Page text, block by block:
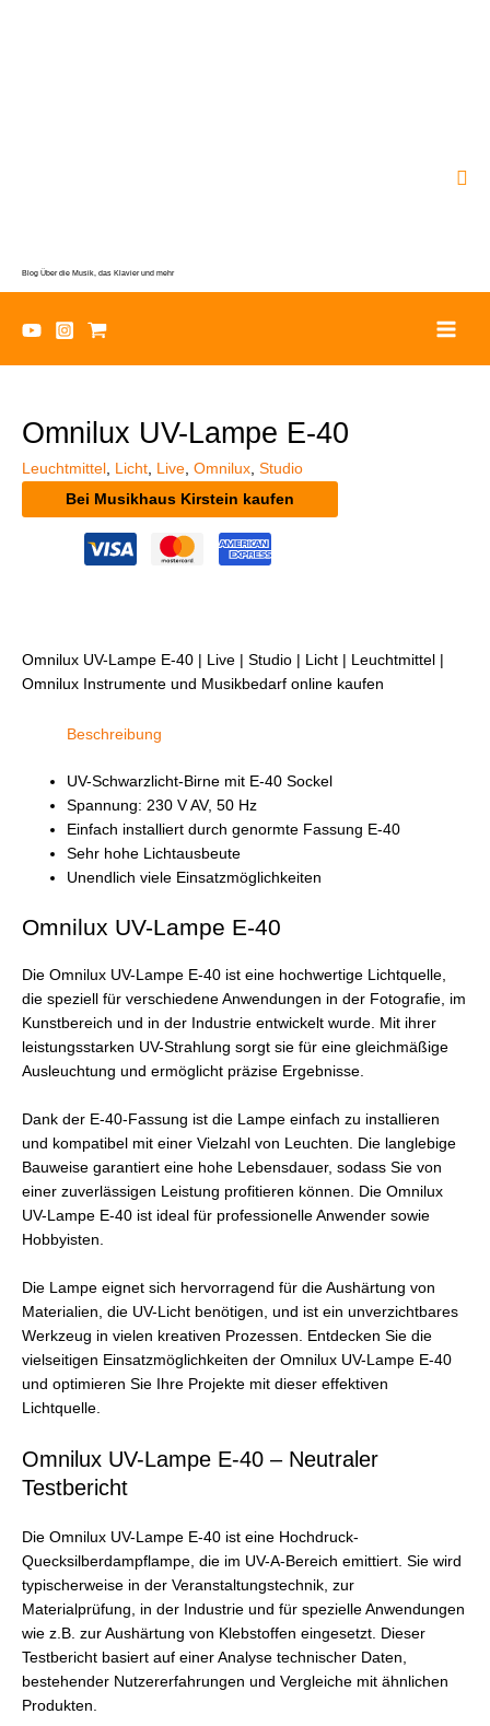
Blog Über die Musik, das Klavier und mehr
Omnilux UV-Lampe E-40
Leuchtmittel Licht Live Omnilux Studio
Bei Musikhaus Kirstein kaufen
Omnilux UV-Lampe E-40 | Live | Studio | Licht | Leuchtmittel |
Omnilux Instrumente und Musikbedarf online kaufen
Beschreibung
UV-Schwarzlicht-Birne mit E-40 Sockel
Spannung: 230 V AV, 50 Hz
Einfach installiert durch genormte Fassung E-40
Sehr hohe Lichtausbeute
Unendlich viele Einsatzmöglichkeiten
Omnilux UV-Lampe E-40
Die Omnilux UV-Lampe E-40 ist eine hochwertige Lichtquelle,
die speziell für verschiedene Anwendungen in der Fotografie, im
Kunstbereich und in der Industrie entwickelt wurde. Mit ihrer
leistungsstarken UV-Strahlung sorgt sie für eine gleichmäßige
Ausleuchtung und ermöglicht präzise Ergebnisse.
Dank der E-40-Fassung ist die Lampe einfach zu installieren
und kompatibel mit einer Vielzahl von Leuchten. Die langlebige
Bauweise garantiert eine hohe Lebensdauer, sodass Sie von
einer zuverlässigen Leistung profitieren können. Die Omnilux
UV-Lampe E-40 ist ideal für professionelle Anwender sowie
Hobbyisten.
Die Lampe eignet sich hervorragend für die Aushärtung von
Materialien, die UV-Licht benötigen, und ist ein unverzichtbares
Werkzeug in vielen kreativen Prozessen. Entdecken Sie die
vielseitigen Einsatzmöglichkeiten der Omnilux UV-Lampe E-40
und optimieren Sie Ihre Projekte mit dieser effektiven
Lichtquelle.
Omnilux UV-Lampe E-40 – Neutraler
Testbericht
Die Omnilux UV-Lampe E-40 ist eine Hochdruck-
Quecksilberdampflampe, die im UV-A-Bereich emittiert. Sie wird
typischerweise in der Veranstaltungstechnik, zur
Materialprüfung, in der Industrie und für spezielle Anwendungen
wie z.B. zur Aushärtung von Klebstoffen eingesetzt. Dieser
Testbericht basiert auf einer Analyse technischer Daten,
bestehender Nutzererfahrungen und Vergleiche mit ähnlichen
Produkten.